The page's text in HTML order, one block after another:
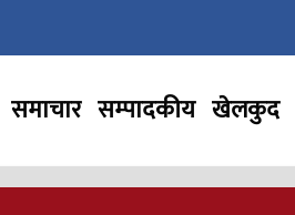
समाचार सम्पादकीय खेलकुद